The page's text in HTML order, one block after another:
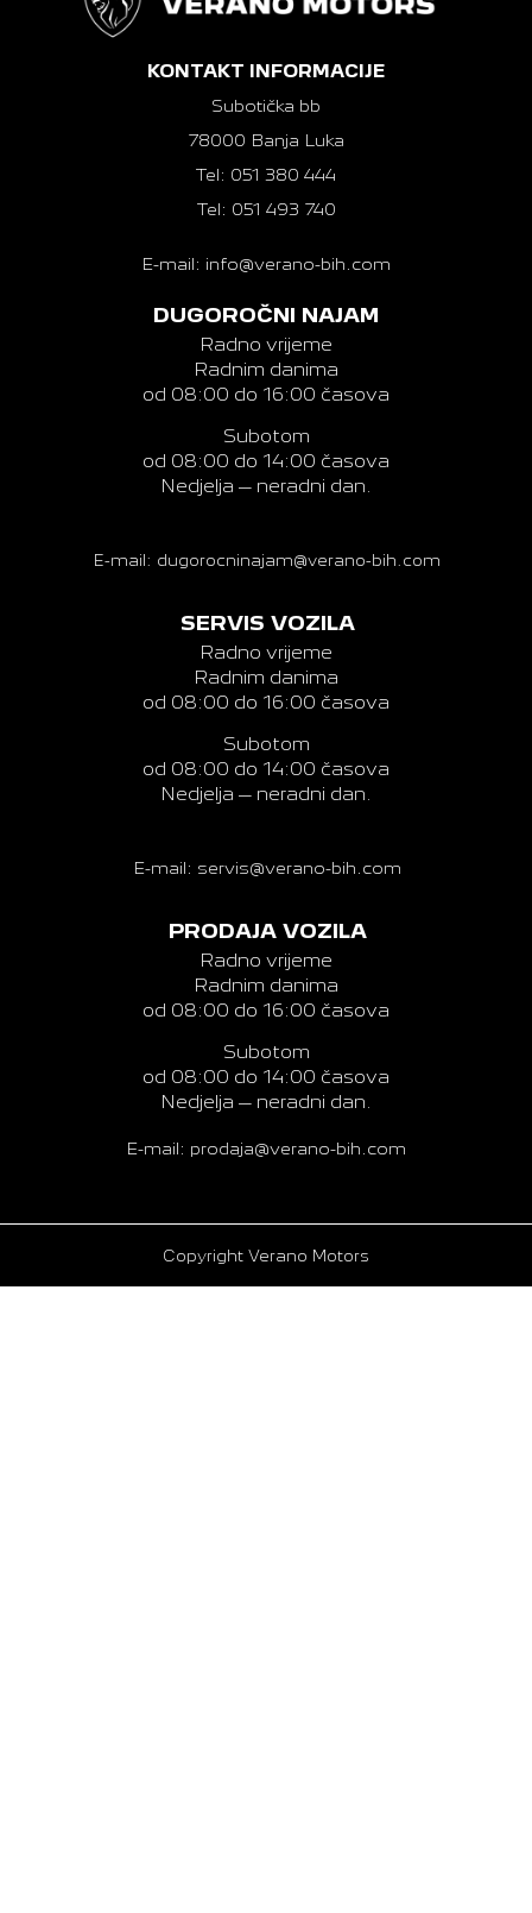
KONTAKT INFORMACIJE
Subotička bb
78000 Banja Luka
Tel: 051 380 444
Tel: 051 493 740
E-mail: info@verano-bih.com
DUGOROČNI NAJAM
Radno vrijeme
Radnim danima
od 08:00 do 16:00 časova
Subotom
od 08:00 do 14:00 časova
Nedjelja – neradni dan.
E-mail: dugorocninajam@verano-bih.com
SERVIS VOZILA
Radno vrijeme
Radnim danima
od 08:00 do 16:00 časova
Subotom
od 08:00 do 14:00 časova
Nedjelja – neradni dan.
E-mail: servis@verano-bih.com
PRODAJA VOZILA
Radno vrijeme
Radnim danima
od 08:00 do 16:00 časova
Subotom
od 08:00 do 14:00 časova
Nedjelja – neradni dan.
E-mail: prodaja@verano-bih.com
Copyright Verano Motors